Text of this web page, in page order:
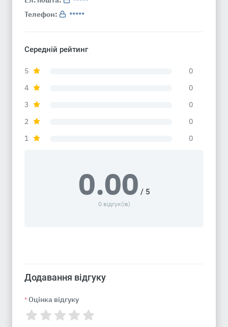
Телефон:
*****
Середній рейтинг
5
0
4
0
3
0
2
0
1
0
0.00 / 5
0 відгук(ів)
Додавання відгуку
* Оцінка відгуку